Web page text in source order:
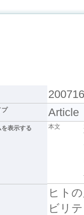
プ Article
表示する 本文
ヒト
ビリ